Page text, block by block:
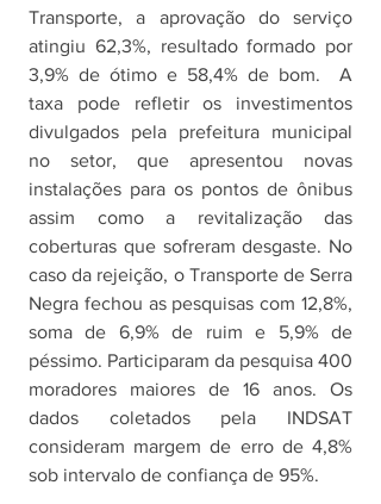
Transporte, a aprovação do serviço
atingiu 62,3%, resultado formado por
3,9% de ótimo e 58,4% de bom.  A
taxa pode refletir os investimentos
divulgados pela prefeitura municipal
no setor, que apresentou novas
instalações para os pontos de ônibus
assim como a revitalização das
coberturas que sofreram desgaste. No
caso da rejeição, o Transporte de Serra
Negra fechou as pesquisas com 12,8%,
soma de 6,9% de ruim e 5,9% de
péssimo. Participaram da pesquisa 400
moradores maiores de 16 anos. Os
dados coletados pela INDSAT
consideram margem de erro de 4,8%
sob intervalo de confiança de 95%.